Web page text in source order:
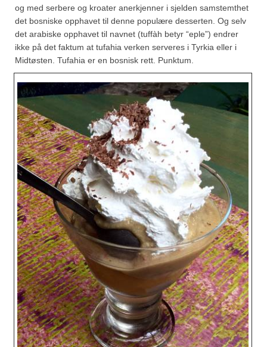
Kjørvel
Krøderens husmannsmiks
Løpstikke
Massalé seychellois
Mirepoix
Ñora
Norsk fjordkrydder
Paprikapulver, edelsøtt
Paprikapulver, pikant
Parisisk pepper
Piment d’Espelette
Purreløk (tørket)
Quatre épices
og med serbere og kroater anerkjenner i sjelden samstemthet
det bosniske opphavet til denne populære desserten. Og selv
det arabiske opphavet til navnet (tuffàh betyr “eple”) endrer
ikke på det faktum at tufahia verken serveres i Tyrkia eller i
Midtøsten. Tufahia er en bosnisk rett. Punktum.